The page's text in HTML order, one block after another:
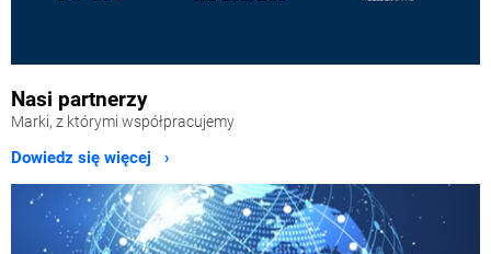
Nasi partnerzy
Marki, z którymi współpracujemy
Dowiedz się więcej ›